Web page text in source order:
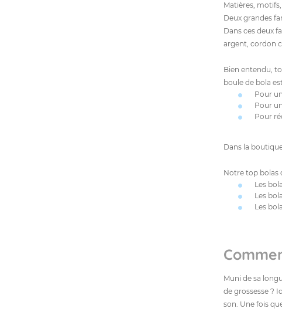
Matières,
Deux grandes
Dans ces deux
argent, cordon
Bien entendu,
boule de bola
Pour
Pour
Pour
Dans la
Notre top bolas
Les
Les
Les
Muni de sa
de grossesse ?
son. Une fois